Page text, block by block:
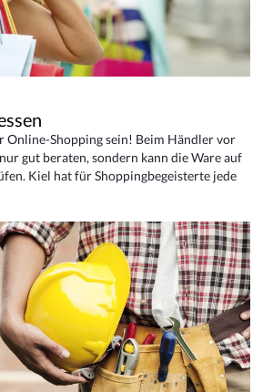
Online-Shopping sein! Beim Händler vor
gut beraten, sondern kann die Ware auf
Kiel hat für Shoppingbegeisterte jede